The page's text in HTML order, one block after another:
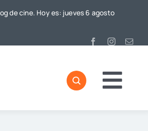
de cine. Hoy es: jueves 6 agosto